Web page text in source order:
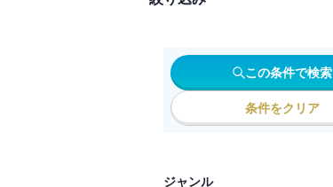
この条件で検索
条件をクリア
ジャンル